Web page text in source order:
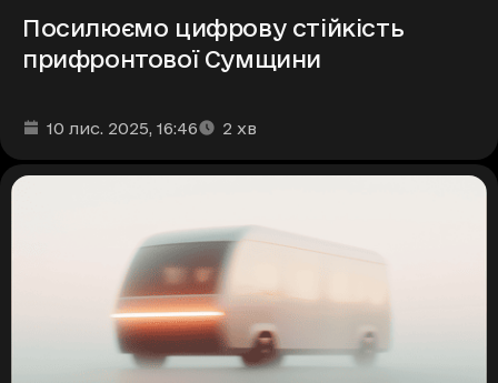
Посилюємо цифрову стійкість
прифронтової Сумщини
Дата та час публікації
10 лис. 2025, 16:46
Час читання: 2 хв